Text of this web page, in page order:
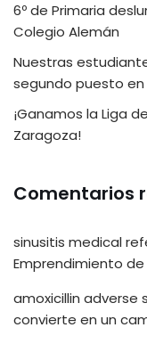
6º de Primaria
Colegio Alemán
Nuestras
segundo puesto
¡Ganamos la Liga
Zaragoza!
Comentarios
sinusitis medical
Emprendimiento
amoxicillin adverse
convierte en un